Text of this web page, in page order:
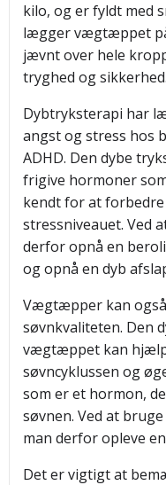
kilo, og er fyldt med
lægger vægtæppet
jævnt over hele
tryghed og sikkerhed.
Dybtryksterapi har
angst og stress hos
ADHD. Den dybe
frigive hormoner
kendt for at
stressniveauet. Ved
derfor opnå en
og opnå en dyb
Vægtæpper kan
søvnkvaliteten. Den
vægtæppet kan
søvncyklussen og
som er et hormon,
søvnen. Ved at
man derfor opleve
Det er vigtigt at